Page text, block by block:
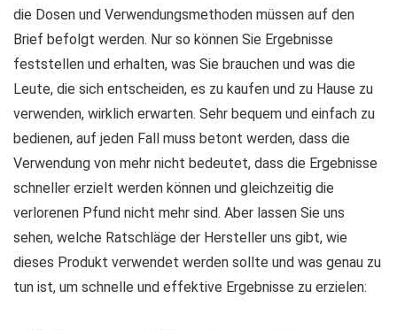
die Dosen und Verwendungsmethoden müssen auf den
Brief befolgt werden. Nur so können Sie Ergebnisse
feststellen und erhalten, was Sie brauchen und was die
Leute, die sich entscheiden, es zu kaufen und zu Hause zu
verwenden, wirklich erwarten. Sehr bequem und einfach zu
bedienen, auf jeden Fall muss betont werden, dass die
Verwendung von mehr nicht bedeutet, dass die Ergebnisse
schneller erzielt werden können und gleichzeitig die
verlorenen Pfund nicht mehr sind. Aber lassen Sie uns
sehen, welche Ratschläge der Hersteller uns gibt, wie
dieses Produkt verwendet werden sollte und was genau zu
tun ist, um schnelle und effektive Ergebnisse zu erzielen: